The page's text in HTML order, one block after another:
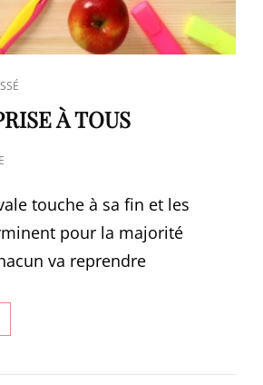
À TOUS
touche à sa fin et les
pour la majorité
va reprendre